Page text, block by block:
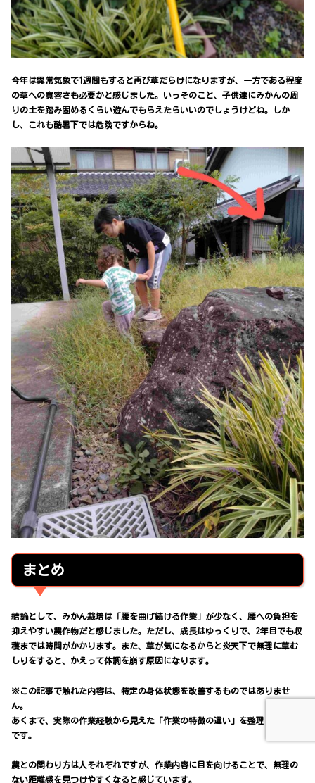
今年は異常気象で1週間もすると再び草だらけになりますが、一方である程度
の草への寛容さも必要かと感じました。いっそのこと、子供達にみかんの周
りの土を踏み固めるくらい遊んでもらえたらいいのでしょうけどね。しか
し、これも酷暑下では危険ですからね。
まとめ
結論として、みかん栽培は「腰を曲げ続ける作業」が少なく、腰への負担を
抑えやすい農作物だと感じました。ただし、成長はゆっくりで、2年目でも収
穫までは時間がかかります。また、草が気になるからと炎天下で無理に草む
しりをすると、かえって体調を崩す原因になります。
※この記事で触れた内容は、特定の身体状態を改善するものではありませ
ん。
あくまで、実際の作業経験から見えた「作業の特徴の違い」を整理したもの
です。
農との関わり方は人それぞれですが、作業内容に目を向けることで、無理の
ない距離感を見つけやすくなると感じています。